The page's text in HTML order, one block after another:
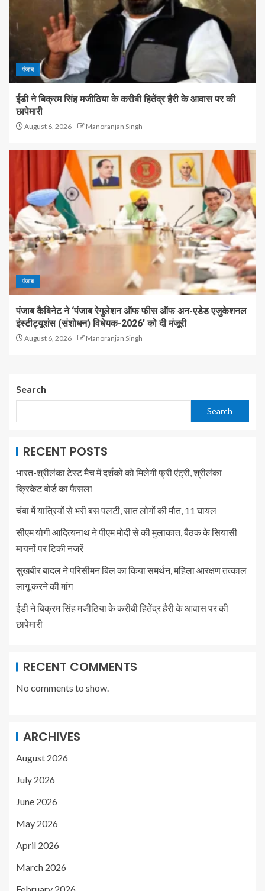
पंजाब
ईडी ने बिक्रम सिंह मजीठिया के करीबी हितेंद्र हैरी के आवास पर की
छापेमारी
August 6, 2026 Manoranjan Singh
पंजाब
पंजाब कैबिनेट ने ‘पंजाब रेगुलेशन ऑफ फीस ऑफ अन-एडेड एजुकेशनल
इंस्टीट्यूशंस (संशोधन) विधेयक-2026’ को दी मंजूरी
August 6, 2026 Manoranjan Singh
Search
Search
RECENT POSTS
भारत-श्रीलंका टेस्ट मैच में दर्शकों को मिलेगी फ्री एंट्री, श्रीलंका
क्रिकेट बोर्ड का फैसला
चंबा में यात्रियों से भरी बस पलटी, सात लोगों की मौत, 11 घायल
सीएम योगी आदित्यनाथ ने पीएम मोदी से की मुलाकात, बैठक के सियासी
मायनों पर टिकी नजरें
सुखबीर बादल ने परिसीमन बिल का किया समर्थन, महिला आरक्षण तत्काल
लागू करने की मांग
ईडी ने बिक्रम सिंह मजीठिया के करीबी हितेंद्र हैरी के आवास पर की
छापेमारी
RECENT COMMENTS
No comments to show.
ARCHIVES
August 2026
July 2026
June 2026
May 2026
April 2026
March 2026